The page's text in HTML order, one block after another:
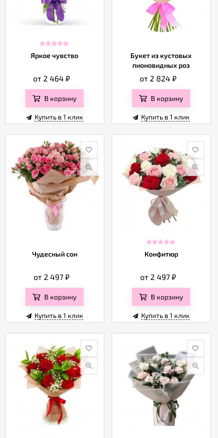
Яркое чувство
от 2 464₽
В корзину
Купить в 1 клик
Букет из кустовых
пионовидных роз
от 2 824₽
В корзину
Купить в 1 клик
Чудесный сон
от 2 497₽
В корзину
Купить в 1 клик
Конфитюр
от 2 497₽
В корзину
Купить в 1 клик